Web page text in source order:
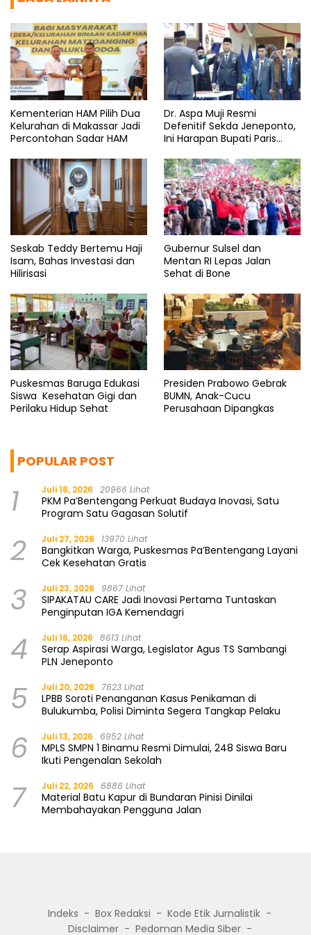
Kementerian HAM Pilih Dua
Kelurahan di Makassar Jadi
Percontohan Sadar HAM
Dr. Aspa Muji Resmi
Defenitif Sekda Jeneponto,
Ini Harapan Bupati Paris
Seskab Teddy Bertemu Haji
Isam, Bahas Investasi dan
Hilirisasi
Gubernur Sulsel dan
Mentan RI Lepas Jalan
Sehat di Bone
Puskesmas Baruga Edukasi
Siswa Kesehatan Gigi dan
Perilaku Hidup Sehat
Presiden Prabowo Gebrak
BUMN, Anak-Cucu
Perusahaan Dipangkas
POPULAR POST
1 Juli 18, 2026 20966 Lihat
PKM Pa’Bentengang Perkuat Budaya Inovasi, Satu
Program Satu Gagasan Solutif
2 Juli 27, 2026 13970 Lihat
Bangkitkan Warga, Puskesmas Pa’Bentengang Layani
Cek Kesehatan Gratis
3 Juli 23, 2026 9867 Lihat
SIPAKATAU CARE Jadi Inovasi Pertama Tuntaskan
Penginputan IGA Kemendagri
4 Juli 16, 2026 8613 Lihat
Serap Aspirasi Warga, Legislator Agus TS Sambangi
PLN Jeneponto
5 Juli 20, 2026 7623 Lihat
LPBB Soroti Penanganan Kasus Penikaman di
Bulukumba, Polisi Diminta Segera Tangkap Pelaku
6 Juli 13, 2026 6952 Lihat
MPLS SMPN 1 Binamu Resmi Dimulai, 248 Siswa Baru
Ikuti Pengenalan Sekolah
7 Juli 22, 2026 6886 Lihat
Material Batu Kapur di Bundaran Pinisi Dinilai
Membahayakan Pengguna Jalan
Indeks Box Redaksi
Kode Etik Jurnalistik
Disclaimer
Pedoman Media Siber